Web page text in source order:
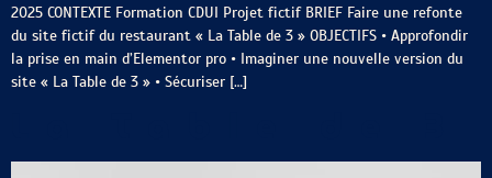
2025 CONTEXTE Formation CDUI Projet fictif BRIEF Faire une refonte
du site fictif du restaurant « La Table de 3 » OBJECTIFS • Approfondir
la prise en main d’Elementor pro • Imaginer une nouvelle version du
site « La Table de 3 » • Sécuriser […]